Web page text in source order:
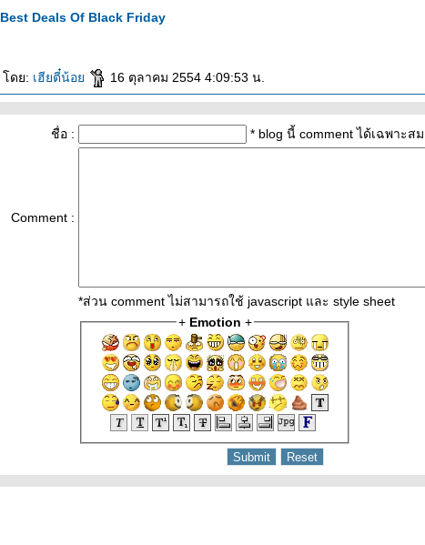
Best Deals Of Black Friday
ดย: เฮียตี๋น้อ 16 ตุลาคม 2554 4:09:53 น.
ชื่อ : * blog นี้ comment ได้เฉพาะส
Comment :
*ส่วน comment ไม่สามารถใช้ javascript และ style sheet
+ Emotion +